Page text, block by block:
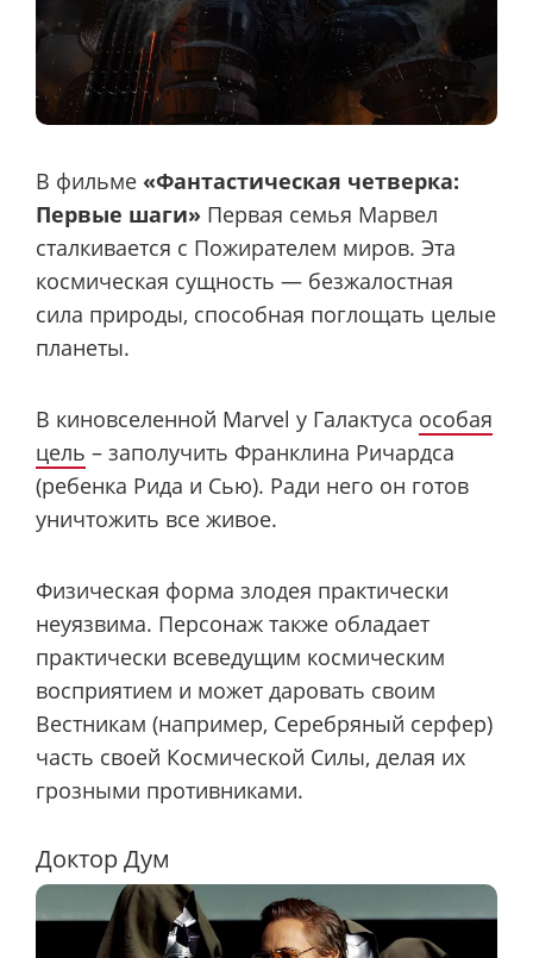
В фильме «Фантастическая четверка:
Первые шаги» Первая семья Марвел
сталкивается с Пожирателем миров. Эта
космическая сущность — безжалостная
сила природы, способная поглощать целые
планеты.
В киновселенной Marvel у Галактуса особая
цель – заполучить Франклина Ричардса
(ребенка Рида и Сью). Ради него он готов
уничтожить все живое.
Физическая форма злодея практически
неуязвима. Персонаж также обладает
практически всеведущим космическим
восприятием и может даровать своим
Вестникам (например, Серебряный серфер)
часть своей Космической Силы, делая их
грозными противниками.
Доктор Дум